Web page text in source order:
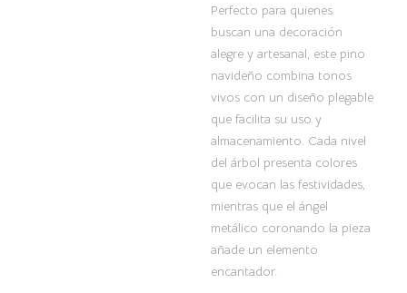
Perfecto para quienes
buscan una decoración
alegre y artesanal, este pino
navideño combina tonos
vivos con un diseño plegable
que facilita su uso y
almacenamiento. Cada nivel
del árbol presenta colores
que evocan las festividades,
mientras que el ángel
metálico coronando la pieza
añade un elemento
encantador.